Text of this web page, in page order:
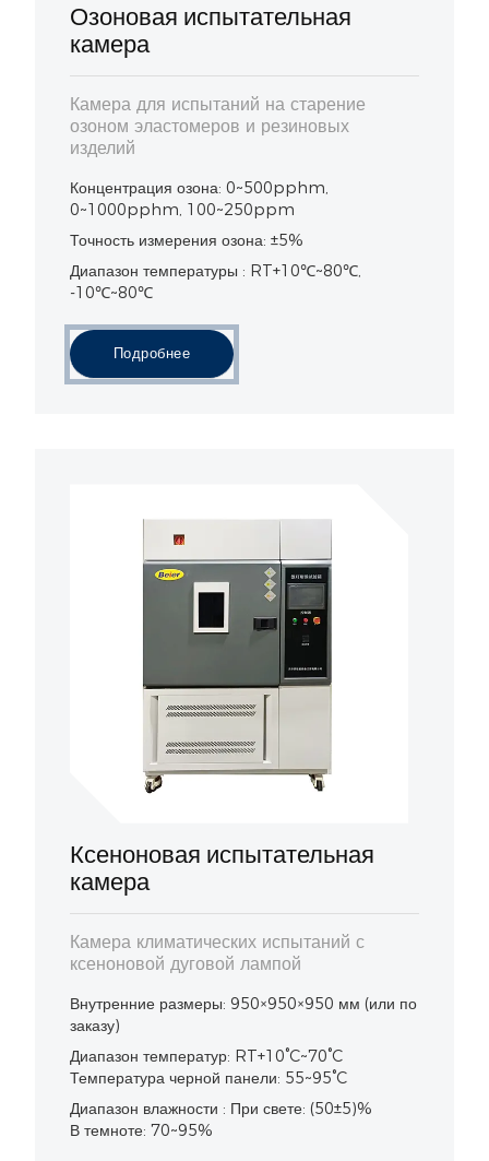
Озоновая испытательная
камера
Камера для испытаний на старение
озоном эластомеров и резиновых
изделий
Концентрация озона: 0~500pphm,
0~1000pphm, 100~250ppm
Точность измерения озона: ±5%
Диапазон температуры : RT+10℃~80℃,
-10℃~80℃
Подробнее
Ксеноновая испытательная
камера
Камера климатических испытаний с
ксеноновой дуговой лампой
Внутренние размеры: 950×950×950 мм (или по
заказу)
Диапазон температур: RT+10°C~70°C
Температура черной панели: 55~95°C
Диапазон влажности : При свете: (50±5)%
В темноте: 70~95%